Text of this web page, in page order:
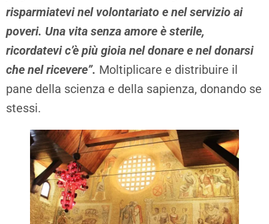
risparmiatevi nel volontariato e nel servizio ai
poveri. Una vita senza amore è sterile,
ricordatevi c’è più gioia nel donare e nel donarsi
che nel ricevere”. Moltiplicare e distribuire il
pane della scienza e della sapienza, donando se
stessi.